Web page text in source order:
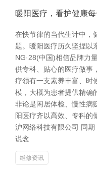
暖阳医疗，看护健康
在快节律的当代生计中，
题。暖阳医疗历久坚捏以
NG·28(中国)相信品牌力
供专科、贴心的医疗做事
疗领有一支素养丰富、时
模，大概为患者提供精确
非论是闲居体检、慢性病
阳医疗齐以高效、专科的
沪网络科技有限公司 同
说念
维修资讯